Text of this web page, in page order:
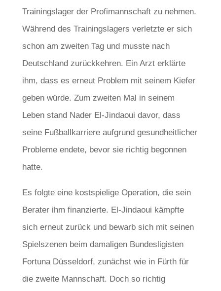
Trainingslager der Profimannschaft zu nehmen.
Während des Trainingslagers verletzte er sich
schon am zweiten Tag und musste nach
Deutschland zurückkehren. Ein Arzt erklärte
ihm, dass es erneut Problem mit seinem Kiefer
geben würde. Zum zweiten Mal in seinem
Leben stand Nader El-Jindaoui davor, dass
seine Fußballkarriere aufgrund gesundheitlicher
Probleme endete, bevor sie richtig begonnen
hatte.
Es folgte eine kostspielige Operation, die sein
Berater ihm finanzierte. El-Jindaoui kämpfte
sich erneut zurück und bewarb sich mit seinen
Spielszenen beim damaligen Bundesligisten
Fortuna Düsseldorf, zunächst wie in Fürth für
die zweite Mannschaft. Doch so richtig